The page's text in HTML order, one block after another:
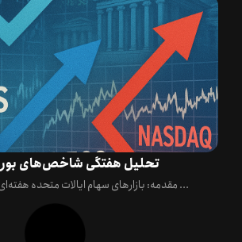
تحلیل هفتگی شاخص‌های
📊 مقدمه: بازارهای سهام ایالات متحده هفته‌ای پرتنش را پشت‌سر ...